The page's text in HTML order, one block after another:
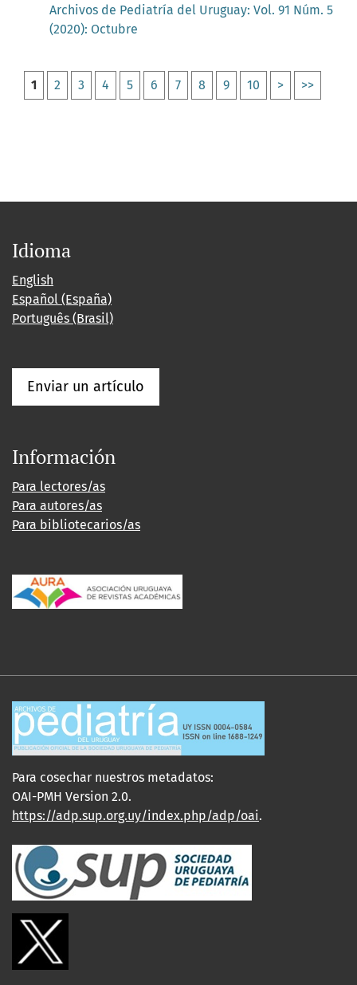
Archivos de Pediatría del Uruguay: Vol. 91 Núm. 5
(2020): Octubre
1 2 3 4 5 6 7 8 9 10 > >>
Idioma
English
Español (España)
Português (Brasil)
Enviar un artículo
Información
Para lectores/as
Para autores/as
Para bibliotecarios/as
Para cosechar nuestros metadatos:
OAI-PMH Version 2.0.
https://adp.sup.org.uy/index.php/adp/oai.